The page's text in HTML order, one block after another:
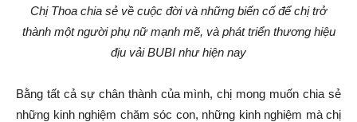
Chị Thoa chia sẻ về cuộc đời và những biến cố để chị trở
thành một người phụ nữ mạnh mẽ, và phát triển thương hiệu
địu vải BUBI như hiện nay
Bằng tất cả sự chân thành của mình, chị mong muốn chia sẻ
những kinh nghiệm chăm sóc con, những kinh nghiệm mà chị